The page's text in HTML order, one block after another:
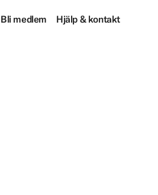
Bli medlem Hjälp & kontakt